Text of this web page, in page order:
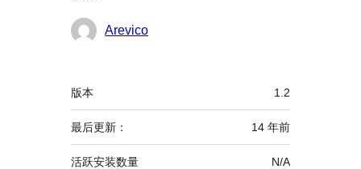
贡
Arevico
额
外
信
息
版本 1.2
最后更新： 14 年前
活跃安装数量 N/A